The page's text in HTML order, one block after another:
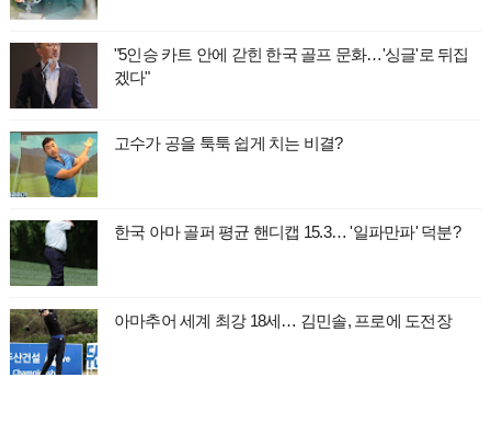
"5인승 카트 안에 갇힌 한국 골프 문화…'싱글'로 뒤집
겠다"
고수가 공을 툭툭 쉽게 치는 비결?
한국 아마 골퍼 평균 핸디캡 15.3… '일파만파' 덕분?
아마추어 세계 최강 18세… 김민솔, 프로에 도전장